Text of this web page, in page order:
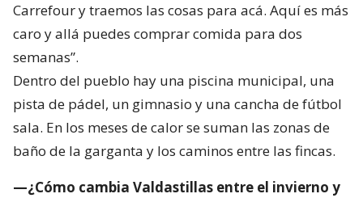
Carrefour y traemos las cosas para acá. Aquí es más
caro y allá puedes comprar comida para dos
semanas”.
Dentro del pueblo hay una piscina municipal, una
pista de pádel, un gimnasio y una cancha de fútbol
sala. En los meses de calor se suman las zonas de
baño de la garganta y los caminos entre las fincas.
—¿Cómo cambia Valdastillas entre el invierno y